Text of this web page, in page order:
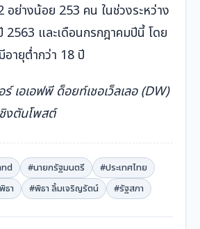
อย่างน้อย 253 คน ในช่วงระหว่าง
และเดือนกรกฎาคมปีนี้ โดย
ายุต่ำกว่า 18 ปี
เอเอฟพี ด็อยท์เชอเว็ลเลอ (DW)
งตันโพสต์
#นายกรัฐมนตรี
#ประเทศไทย
ธา #พิธา ลิ้มเจริญรัตน์ #รัฐสภา